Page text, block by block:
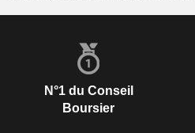
N°1 du Conseil
Boursier